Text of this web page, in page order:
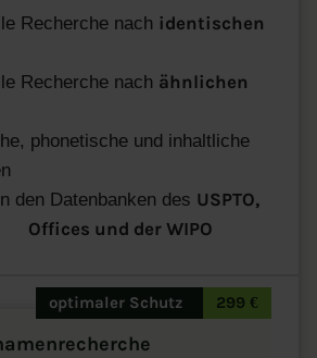
Recherche nach identischen
Recherche nach ähnlichen
phonetische und inhaltliche
den Datenbanken des USPTO,
Offices und der WIPO
optimaler Schutz 299 €